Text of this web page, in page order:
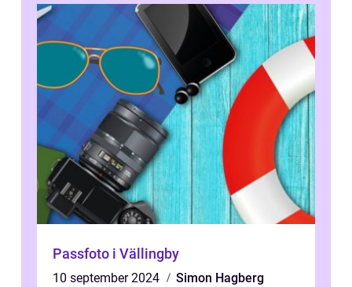
Passfoto i Vällingby
10 september 2024
Simon Hagberg